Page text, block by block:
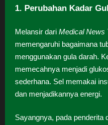
1. Perubahan Kadar
Melansir dari Medical News
memengaruhi bagaimana
menggunakan gula darah.
memecahnya menjadi
sederhana. Sel memakai
dan menjadikannya energi.
Sayangnya, pada penderita